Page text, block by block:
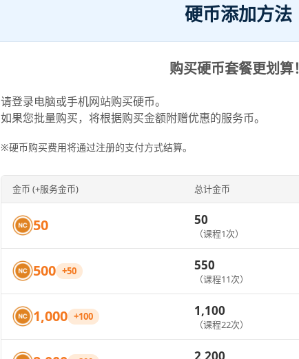
硬币添加方法
购买硬币套餐更划算！
请登录电脑或手机网站购买硬币。
如果您批量购买，将根据购买金额附赠优惠的服务币。
※硬币购买费用将通过注册的支付方式结算。
金币 (+服务金币) 总计金币
50 50
（课程1次）
500 +50 550
（课程11次）
1,000 +100 1,100
（课程22次）
2,200